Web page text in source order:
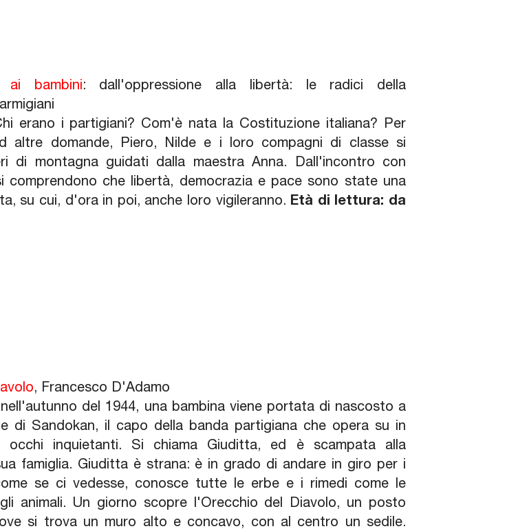
ai bambini: dall'oppressione alla libertà: le radici della
erano i partigiani? Com'è nata la Costituzione italiana? Per
altre domande, Piero, Nilde e i loro compagni di classe si
di montagna guidati dalla maestra Anna. Dall'incontro con
comprendono che libertà, democrazia e pace sono state una
su cui, d'ora in poi, anche loro vigileranno. Età di lettura: da
, Francesco D'Adamo
del 1944, una bambina viene portata di nascosto a
di Sandokan, il capo della banda partigiana che opera su in
occhi inquietanti. Si chiama Giuditta, ed è scampata alla
famiglia. Giuditta è strana: è in grado di andare in giro per i
se ci vedesse, conosce tutte le erbe e i rimedi come le
animali. Un giorno scopre l'Orecchio del Diavolo, un posto
si trova un muro alto e concavo, con al centro un sedile.